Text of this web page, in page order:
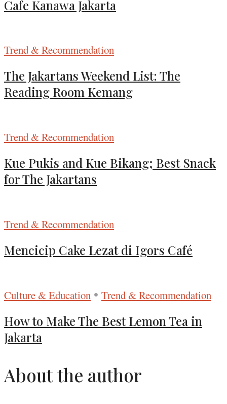
Cafe Kanawa Jakarta
Trend & Recommendation
The Jakartans Weekend List: The
Reading Room Kemang
Trend & Recommendation
Kue Pukis and Kue Bikang; Best Snack
for The Jakartans
Trend & Recommendation
Mencicip Cake Lezat di Igors Café
Culture & Education • Trend & Recommendation
How to Make The Best Lemon Tea in
Jakarta
About the author